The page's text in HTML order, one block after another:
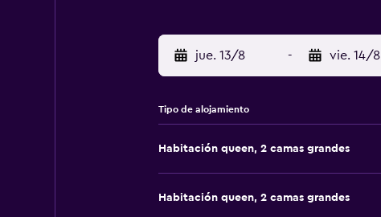
jue. 13/8 - vie. 14/8
Tipo de alojamiento
Habitación queen, 2 camas grandes
Habitación queen, 2 camas grandes